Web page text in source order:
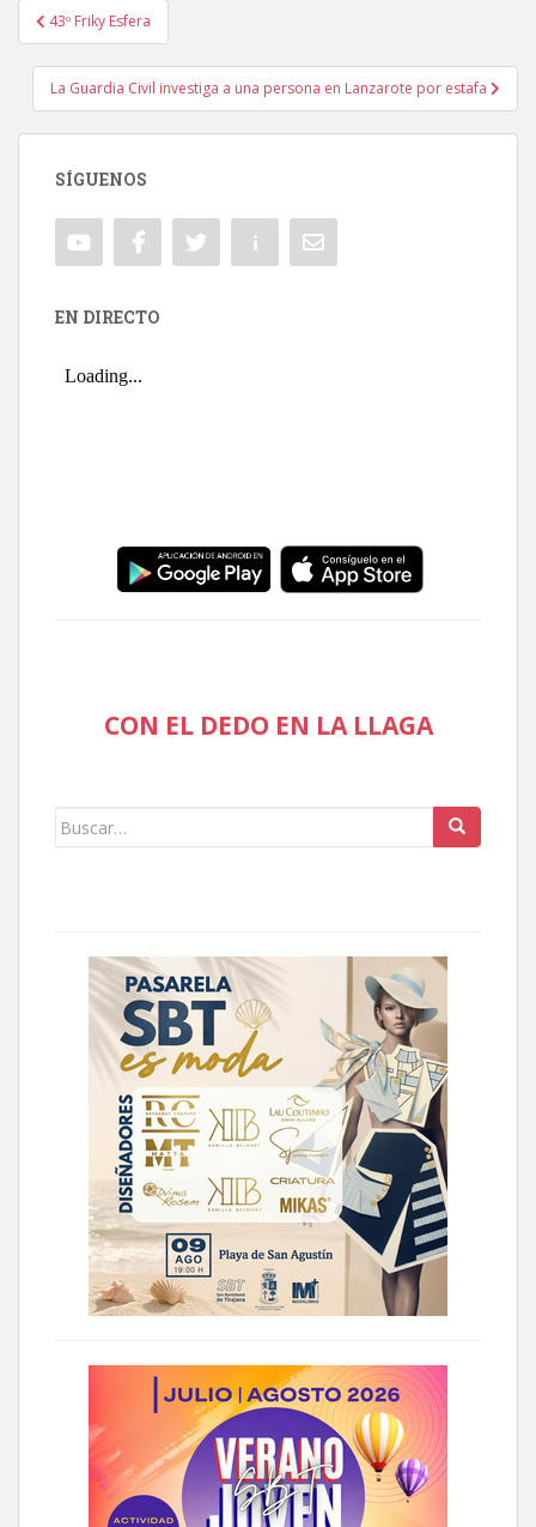
Navegación de entradas
43º Friky Esfera
La Guardia Civil investiga a una persona en Lanzarote por estafa
SÍGUENOS
EN DIRECTO
CON EL DEDO EN LA LLAGA
Buscar: